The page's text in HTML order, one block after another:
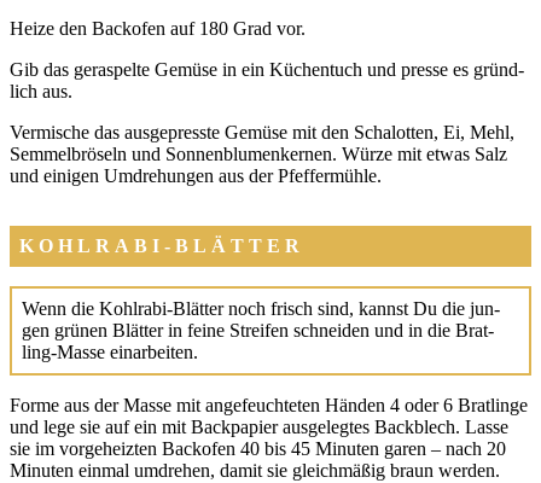
Hei­ze den Back­ofen auf 180 Grad vor.
Gib das geras­pel­te Gemü­se in ein Küchen­tuch und pres­se es gründ­
lich aus.
Ver­mische das aus­ge­press­te Gemü­se mit den Scha­lot­ten, Ei, Mehl,
Sem­mel­brö­seln und Son­nen­blu­men­ker­nen. Wür­ze mit etwas Salz
und eini­gen Umdre­hun­gen aus der Pfef­fer­müh­le.
KOHLRABI-BLÄTTER
Wenn die Kohl­ra­bi-Blät­ter noch frisch sind, kannst Du die jun­
gen grü­nen Blät­ter in fei­ne Strei­fen schnei­den und in die Brat­
ling-Mas­se ein­ar­bei­ten.
For­me aus der Mas­se mit ange­feuch­te­ten Hän­den 4 oder 6 Brat­lin­ge
und lege sie auf ein mit Back­pa­pier aus­ge­leg­tes Back­blech. Las­se
sie im vor­ge­heiz­ten Back­ofen 40 bis 45 Minu­ten garen – nach 20
Minu­ten ein­mal umdre­hen, damit sie gleich­mä­ßig braun wer­den.